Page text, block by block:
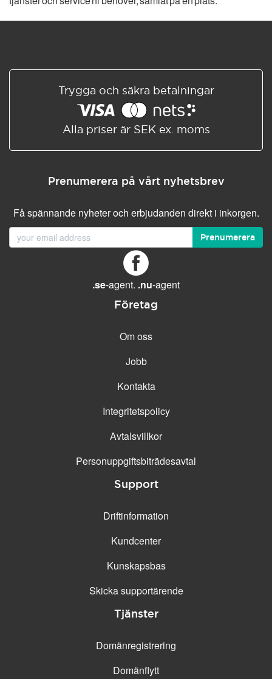
Trygga och säkra betalningar
Alla priser är SEK ex. moms
Prenumerera på vårt nyhetsbrev
Få spännande nyheter och erbjudanden direkt i inkorgen.
Prenumerera
.se-agent. .nu-agent
Företag
Om oss
Jobb
Kontakta
Integritetspolicy
Avtalsvillkor
Personuppgifts­biträdesavtal
Support
Driftinformation
Kundcenter
Kunskapsbas
Skicka supportärende
Tjänster
Domänregistrering
Domänflytt